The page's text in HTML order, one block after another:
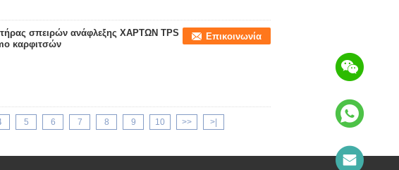
σπειρών ανάφλεξης ΧΑΡΤΩΝ TPS
καρφιτσών
Επικοινωνία
5 6 7 8 9 10 >> >|